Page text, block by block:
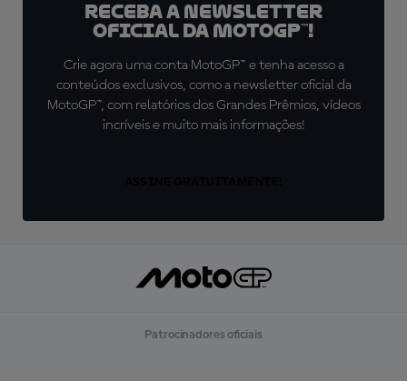
Receba a newsletter
oficial da MotoGP™!
Crie agora uma conta MotoGP™ e tenha acesso a
conteúdos exclusivos, como a newsletter oficial da
MotoGP™, com relatórios dos Grandes Prêmios, vídeos
incríveis e muito mais informações!
Patrocinadores oficiais